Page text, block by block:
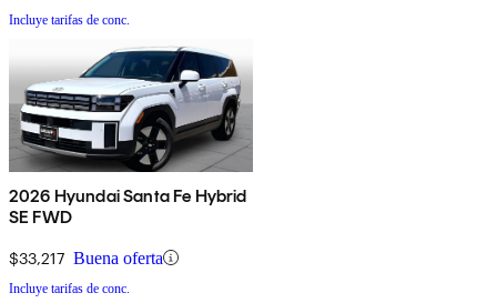
Incluye tarifas de conc.
2026 Hyundai Santa Fe Hybrid
SE FWD
$33,217 Buena oferta
Incluye tarifas de conc.